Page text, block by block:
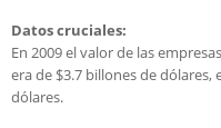
Datos cruciales:
En 2009 el valor de las
era de $3.7 billones de dólares,
dólares.